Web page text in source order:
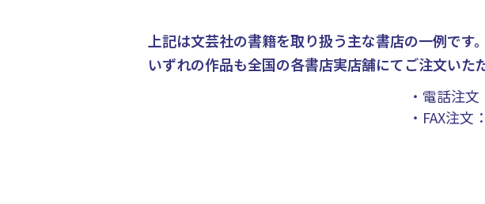
上記は文芸社の書籍を取り扱う主な書店の一例です。
いずれの作品も全国の各書店実店舗にてご注文い
・電話注文
・FAX注文：